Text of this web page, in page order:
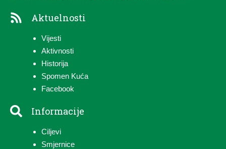
Aktuelnosti
Vijesti
Aktivnosti
Historija
Spomen Kuća
Facebook
Informacije
Ciljevi
Smjernice